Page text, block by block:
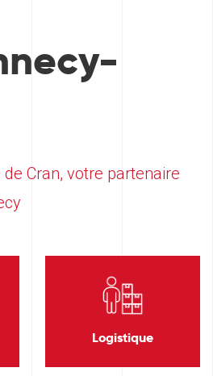
Cran, votre partenaire
Logistique